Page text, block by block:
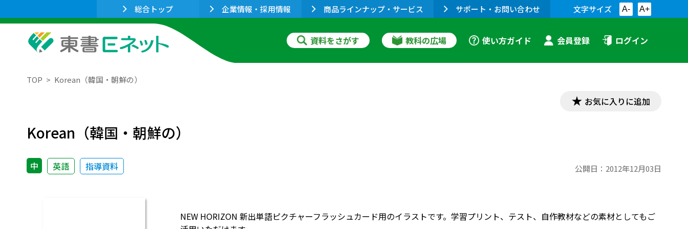
総合トップ 企業情報・採用情報 商品ラインナップ・サービス サポート・お問い合わせ 文字サイズ A- A+
資料をさがす 教科の広場 使い方ガイド 会員登録 ログイン
TOP Korean（韓国・朝鮮の）
お気に入りに追加
Korean（韓国・朝鮮の）
中 英語 指導資料 公開日： 2012年12月03日
NEW HORIZON 新出単語ピクチャーフラッシュカード用のイラストです。学習プリント、テスト、自作教材などの素材としてもご